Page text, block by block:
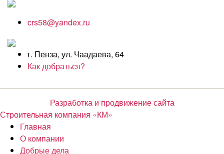
crs58@yandex.ru
г. Пенза, ул. Чаадаева, 64
Как добраться?
Разработка и продвижение сайта
Строительная компания «КМ»
Главная
О компании
Добрые дела